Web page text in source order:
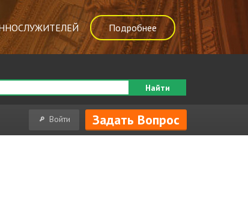
Подробнее
Найти
Войти Задать Вопрос